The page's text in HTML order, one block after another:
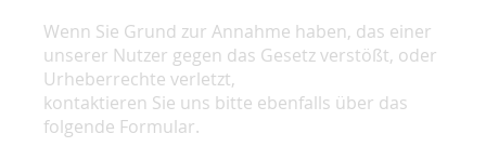
Wenn Sie Grund zur Annahme haben, das einer
unserer Nutzer gegen das Gesetz verstößt, oder
Urheberrechte verletzt,
kontaktieren Sie uns bitte ebenfalls über das
folgende Formular.